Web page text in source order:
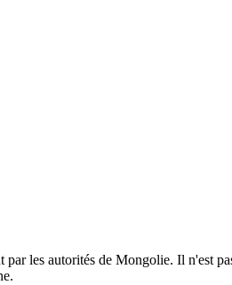
par les autorités de Mongolie. Il n'est